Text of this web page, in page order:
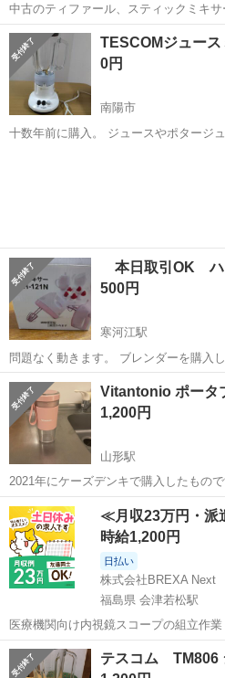
中古のティファール、スティックミキ
感・汚れがあります。ご了承いただける方
4つのアタッチメントが付いています
ィスク ・アイ...
山形 鶴岡市 キッチン
TESCOMジュー
0円
南陽市
十数年前に購入。 ジュースやポタージ
本日取引OK ハ
500円
寒河江駅
問題なく動きます。 ブレンダーを購入
山形 寒河江市 キ
Vitantonio ポータ
1,200円
山形駅
2021年にケーズデンキで購入したもの
ージーを作り、持ち運ぶことが出来、たいへ
ド・保証書添付用レシートつきです。
山形 山形市 山形駅 キッチン
≪月収23万円・派
時給1,200円
日払い
株式会社BREXA Next
福島県 会津若松駅
医療機関向け内視鏡スコープの組立作
★◎20代～40代の男女活躍中！送迎あ
場あり★日払いあり◎空調完備で快適作
福島 会津若松市
テスコム TM806